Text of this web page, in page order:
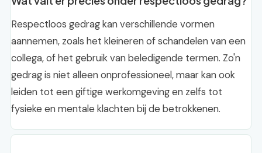
Respectloos gedrag kan verschillende vormen
aannemen, zoals het kleineren of schandelen van een
collega, of het gebruik van beledigende termen. Zo'n
gedrag is niet alleen onprofessioneel, maar kan ook
leiden tot een giftige werkomgeving en zelfs tot
fysieke en mentale klachten bij de betrokkenen.